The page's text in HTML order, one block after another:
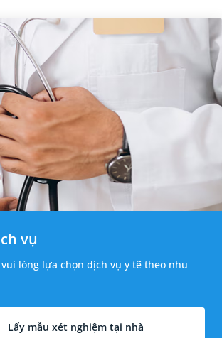
vụ
lòng lựa chọn dịch vụ y tế theo nhu
Lấy mẫu xét nghiệm tại nhà